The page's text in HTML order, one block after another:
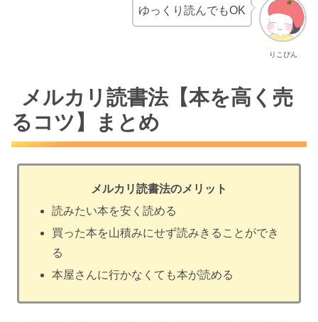
りこぴん
ゆっくり読んでもOK
メルカリ読書法【本を高く売
るコツ】まとめ
メルカリ読書法のメリット
読みたい本を安く読める
買った本を山積みにせず読みきることができ
る
本屋さんに行かなくても本が読める